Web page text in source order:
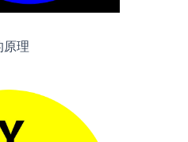
理